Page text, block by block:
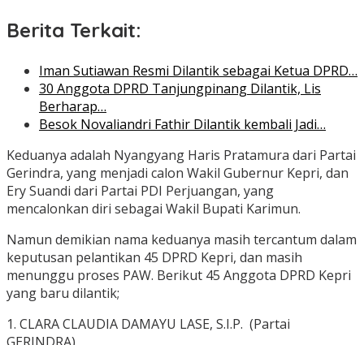
Berita Terkait:
Iman Sutiawan Resmi Dilantik sebagai Ketua DPRD…
30 Anggota DPRD Tanjungpinang Dilantik, Lis
Berharap…
Besok Novaliandri Fathir Dilantik kembali Jadi…
Keduanya adalah Nyangyang Haris Pratamura dari Partai
Gerindra, yang menjadi calon Wakil Gubernur Kepri, dan
Ery Suandi dari Partai PDI Perjuangan, yang
mencalonkan diri sebagai Wakil Bupati Karimun.
Namun demikian nama keduanya masih tercantum dalam
keputusan pelantikan 45 DPRD Kepri, dan masih
menunggu proses PAW. Berikut 45 Anggota DPRD Kepri
yang baru dilantik;
1. CLARA CLAUDIA DAMAYU LASE, S.I.P. (Partai